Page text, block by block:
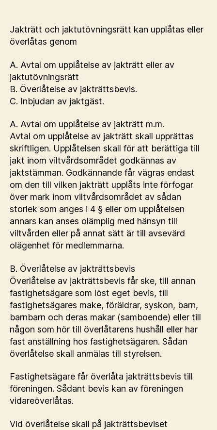
Jakträtt och jaktutövningsrätt kan upplåtas eller
överlåtas genom
A. Avtal om upplåtelse av jakträtt eller av
jaktutövningsrätt
B. Överlåtelse av jakträttsbevis.
C. Inbjudan av jaktgäst.
A. Avtal om upplåtelse av jakträtt m.m.
Avtal om upplåtelse av jakträtt skall upprättas
skriftligen. Upplåtelsen skall för att berättiga till
jakt inom viltvårdsområdet godkännas av
jaktstämman. Godkännande får vägras endast
om den till vilken jakträtt upplåts inte förfogar
över mark inom viltvårdsområdet av sådan
storlek som anges i 4 § eller om upplåtelsen
annars kan anses olämplig med hänsyn till
viltvården eller på annat sätt är till avsevärd
olägenhet för medlemmarna.
B. Överlåtelse av jakträttsbevis
Överlåtelse av jakträttsbevis får ske, till annan
fastighetsägare som löst eget bevis, till
fastighetsägares make, föräldrar, syskon, barn,
barnbarn och deras makar (samboende) eller till
någon som hör till överlåtarens hushåll eller har
fast anställning hos fastighetsägaren. Sådan
överlåtelse skall anmälas till styrelsen.
Fastighetsägare får överlåta jakträttsbevis till
föreningen. Sådant bevis kan av föreningen
vidareöverlåtas.
Vid överlåtelse skall på jakträttsbeviset